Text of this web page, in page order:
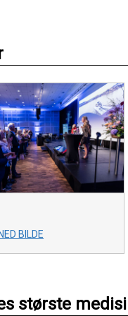
BILDE
største